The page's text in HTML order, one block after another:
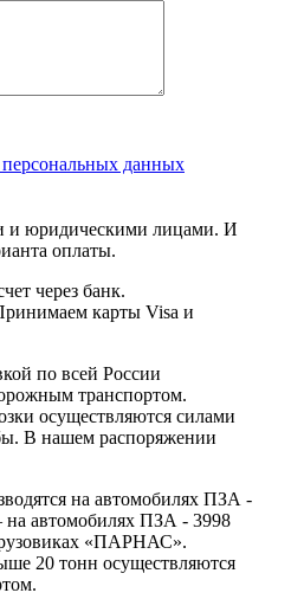
персональных данных
и юридическими лицами. И
оплаты.
через банк.
карты Visa и
по всей России
транспортом.
осуществляются силами
В нашем распоряжении
на автомобилях ПЗА -
на автомобилях ПЗА - 3998
«ПАРНАС».
20 тонн осуществляются